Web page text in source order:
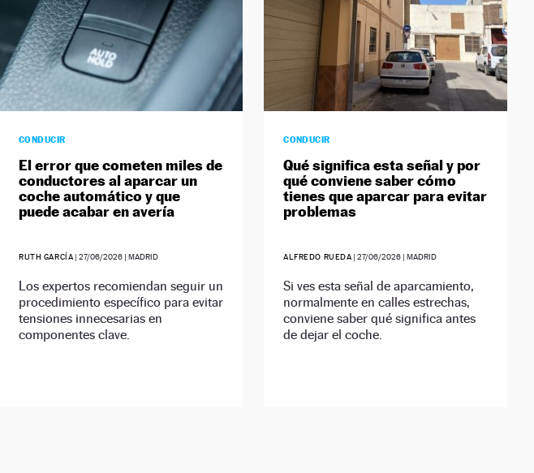
CONDUCIR
El error que cometen miles de
conductores al aparcar un
coche automático y que
puede acabar en avería
RUTH GARCÍA |27/06/2026 | MADRID
Los expertos recomiendan seguir un
procedimiento específico para evitar
tensiones innecesarias en
componentes clave.
CONDUCIR
Qué significa esta señal y por
qué conviene saber cómo
tienes que aparcar para evitar
problemas
ALFREDO RUEDA |27/06/2026 | MADRID
Si ves esta señal de aparcamiento,
normalmente en calles estrechas,
conviene saber qué significa antes
de dejar el coche.